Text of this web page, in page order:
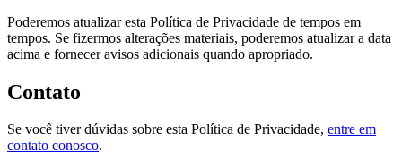
Poderemos atualizar esta Política de Privacidade de tempos em
tempos. Se fizermos alterações materiais, poderemos atualizar a data
acima e fornecer avisos adicionais quando apropriado.
Contato
Se você tiver dúvidas sobre esta Política de Privacidade, entre em
contato conosco.